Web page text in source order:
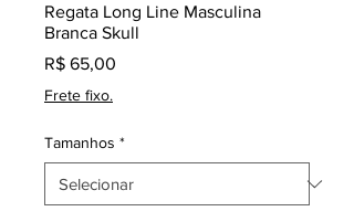
Regata Long Line Masculina
Branca Skull
R$ 65,00
Frete fixo.
Tamanhos *